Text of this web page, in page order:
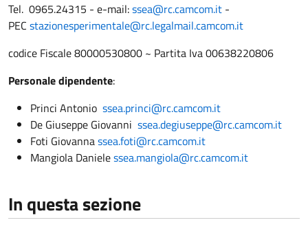
Tel. 0965.24315 - e-mail:ssea@rc.camcom.it -
PEC stazionesperimentale@rc.legalmail.camcom.it
codice Fiscale 80000530800 ~ Partita Iva 00638220806
Personale dipendente:
Princi Antonio ssea.princi@rc.camcom.it
De Giuseppe Giovanni ssea.degiuseppe@rc.camcom.it
Foti Giovannassea.foti@rc.camcom.it
Mangiola Danielessea.mangiola@rc.camcom.it
In questa sezione